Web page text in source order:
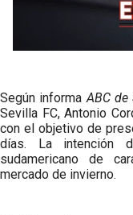
Celta y Rayo
exigente choque
Según informa ABC de
Sevilla FC, Antonio
con el objetivo de
días. La intención
sudamericano de
mercado de invierno.